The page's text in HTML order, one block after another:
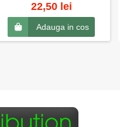
22,50 lei
Adauga in cos